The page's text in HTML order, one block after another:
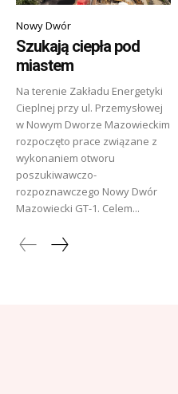
Nowy Dwór
Szukają ciepła pod
miastem
Na terenie Zakładu Energetyki
Cieplnej przy ul. Przemysłowej
w Nowym Dworze Mazowieckim
rozpoczęto prace związane z
wykonaniem otworu
poszukiwawczo-
rozpoznawczego Nowy Dwór
Mazowiecki GT-1. Celem...